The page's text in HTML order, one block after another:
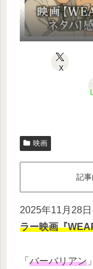
X
映画
記事
2025年11月28
ラー映画『
「 バーバリアン